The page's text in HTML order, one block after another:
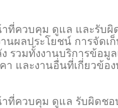
บคุม ดูแล และรับผิดช
นผลประโยชน์ การจัดเก็
รวมทั้งงานบริการข้อ
า และงานอื่นที่เกี่ยวข้อ
บคุม ดูแล รับผิดชอบก